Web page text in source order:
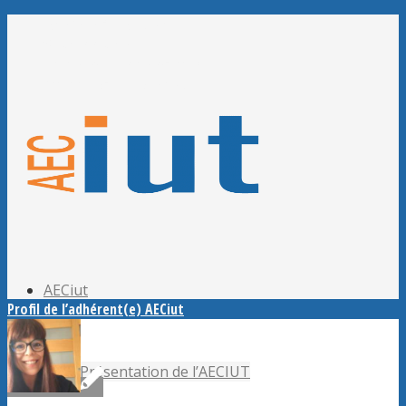
AECiut
Présentation de l’AECIUT
Profil de l’adhérent(e) AECiut